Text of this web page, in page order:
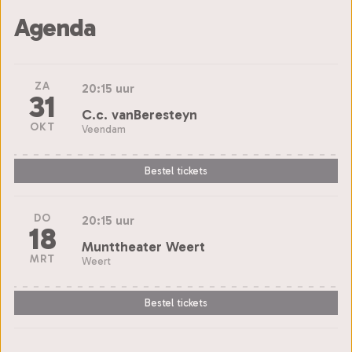
Agenda
ZA
31
OKT
20:15 uur
C.c. vanBeresteyn
Veendam
Bestel tickets
DO
18
MRT
20:15 uur
Munttheater Weert
Weert
Bestel tickets